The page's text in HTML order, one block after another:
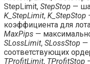
StepLimit, StepStop —
K_StepLimit, K_StepStop
коэффициента для
MaxPips —
SLossLimit, SLossStop —
соответствующих
TProfitLimit, TProfitStop